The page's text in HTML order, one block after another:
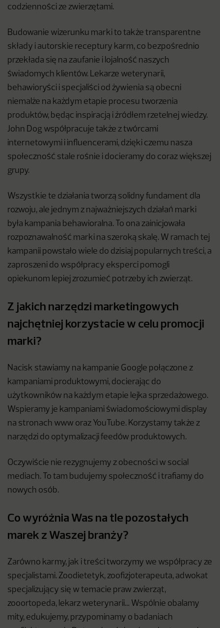
codzienności ze zwierzętami.
Budowanie wizerunku marki to także transparentne
składy i autorskie receptury karm, co bezpośrednio
przekłada się na zaufanie i lojalność naszych
świadomych klientów. Lekarze weterynarii,
behawioryści i specjaliści od żywienia są obecni
niemalże na każdym etapie procesu tworzenia
produktów, będąc inspiracją i źródłem rzetelnej wiedzy.
John Dog współpracuje także z twórcami
internetowymi i influencerami, dzięki czemu nasza
społeczność stale rośnie i docieramy do coraz większej
grupy.
Wszystkie te działania tworzą solidny fundament dla
rozwoju, ale jednym z najważniejszych działań marki
była kampania behawioralna. To ona zainicjowała
rozpoznawalność marki na szeroką skalę. W ramach tej
kampanii powstało wiele do dzisiaj popularnych treści, a
zaproszeni do współpracy eksperci pomogli
opiekunom lepiej zrozumieć potrzeby ich zwierząt.
Z jakich narzędzi marketingowych
najchętniej korzystacie w celu promocji
marki?
Nacisk stawiamy na kampanie Google połączone z
kampaniami produktowymi, docierając do
użytkowników na każdym etapie lejka sprzedażowego.
Wspieramy je kampaniami świadomościowymi display
na stronach www oraz YouTube. Korzystamy także z
narzędzi do optymalizacji feedów produktowych.
Oczywiście nie rezygnujemy z obecności w social
mediach. To tam budujemy społeczność i trafiamy do
nowych osób.
Co wyróżnia Was na tle pozostałych
marek z Waszej branży?
Zarówno karmy, jak i treści tworzymy we współpracy ze
specjalistami. Zoodietetyk, zoofizjoterapeuta, adwokat
specjalizujący się w temacie praw zwierząt,
zooortopeda, lekarz weterynarii… Wspólnie obalamy
mity, edukujemy, przypominamy o badaniach